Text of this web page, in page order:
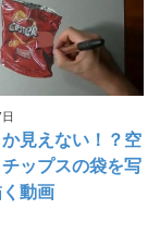
見えない！？空
ップスの袋を写
動画